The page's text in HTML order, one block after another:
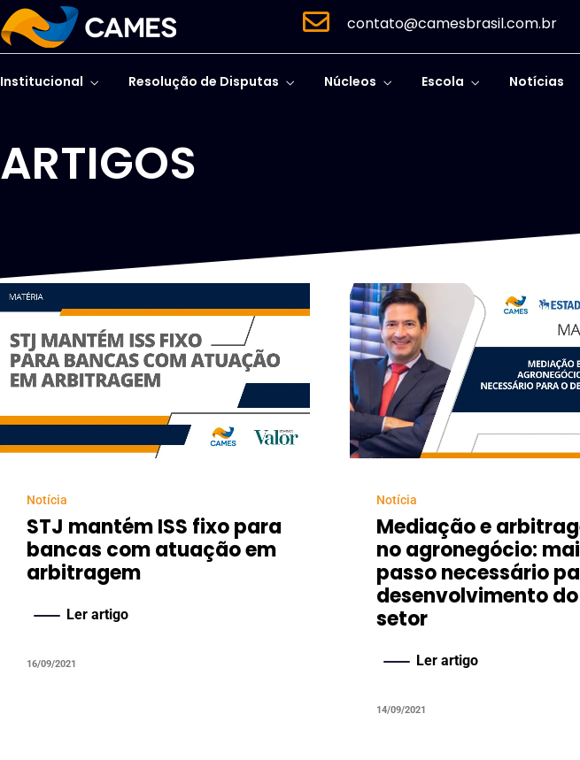
contato@camesbrasil.com.br
Institucional Resolução de Disputas Núcleos Escola Notícias
ARTIGOS
Notícia
STJ mantém ISS fixo para
bancas com atuação em
arbitragem
Ler artigo
16/09/2021
Notícia
Mediação e
no agronegócio:
passo necessário
desenvolvimento do
setor
Ler artigo
14/09/2021